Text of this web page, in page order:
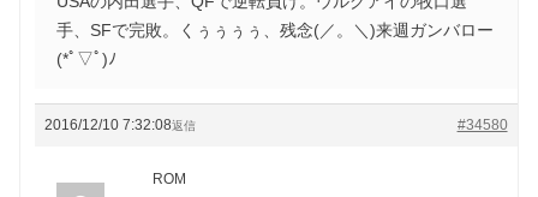
手、SFで完敗。くぅぅぅぅ、残念(／。＼)来週ガンバロー
(*ﾟ▽ﾟ)ﾉ
2016/12/10 7:32:08 #34580
返信
ROM